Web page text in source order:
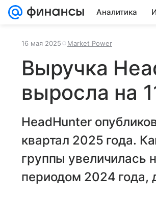
Аналитика
16 мая 2025 Market Power
Выручка
выросла на
HeadHunter
квартал 2025 года.
группы увеличилась
периодом 2024 года,